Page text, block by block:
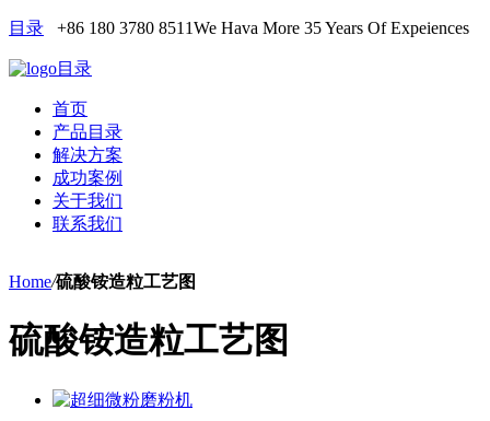
目录 +86 180 3780 8511We Hava More 35 Years Of Expeiences
目录
首页
产品目录
解决方案
成功案例
关于我们
联系我们
Home/硫酸铵造粒工艺图
硫酸铵造粒工艺图